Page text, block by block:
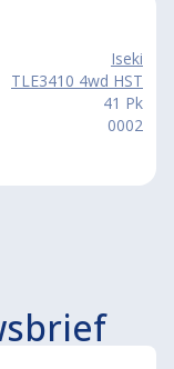
Iseki
TLE3410 4wd HST
41 Pk
0002